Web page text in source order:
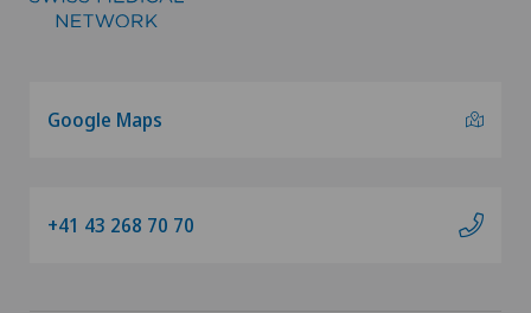
Google Maps
+41 43 268 70 70